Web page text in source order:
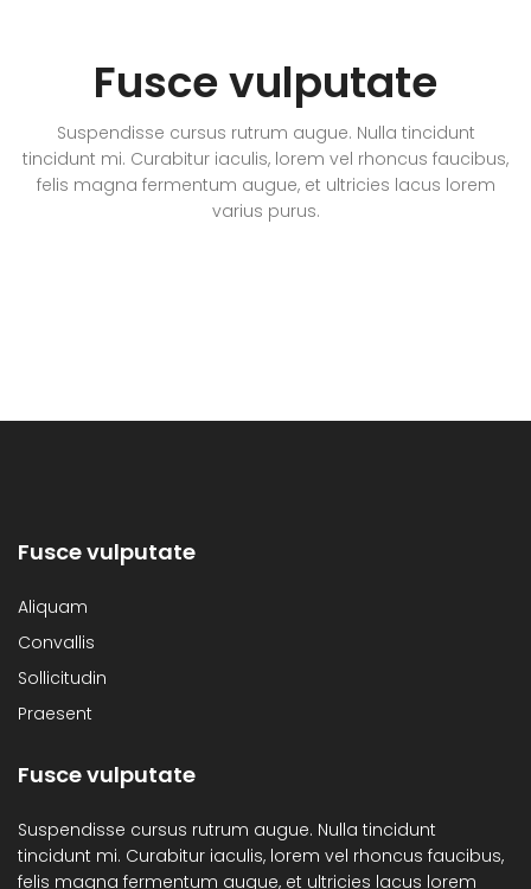
Fusce vulputate
Suspendisse cursus rutrum augue. Nulla tincidunt
tincidunt mi. Curabitur iaculis, lorem vel rhoncus faucibus,
felis magna fermentum augue, et ultricies lacus lorem
varius purus.
Fusce vulputate
Aliquam
Convallis
Sollicitudin
Praesent
Fusce vulputate
Suspendisse cursus rutrum augue. Nulla tincidunt
tincidunt mi. Curabitur iaculis, lorem vel rhoncus faucibus,
felis magna fermentum augue, et ultricies lacus lorem